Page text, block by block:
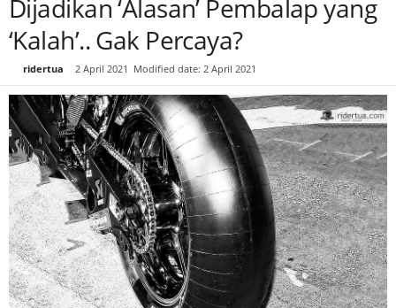
Dijadikan ‘Alasan’ Pembalap yang
‘Kalah’.. Gak Percaya?
ridertua 2 April 2021 Modified date: 2 April 2021